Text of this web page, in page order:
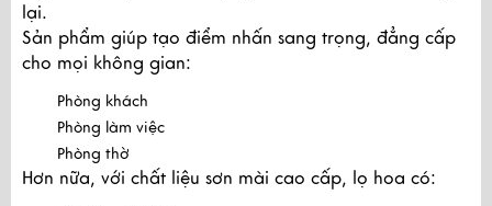
lại.
Sản phẩm giúp tạo điểm nhấn sang trọng, đẳng cấp
cho mọi không gian:
Phòng khách
Phòng làm việc
Phòng thờ
Hơn nữa, với chất liệu sơn mài cao cấp, lọ hoa có: